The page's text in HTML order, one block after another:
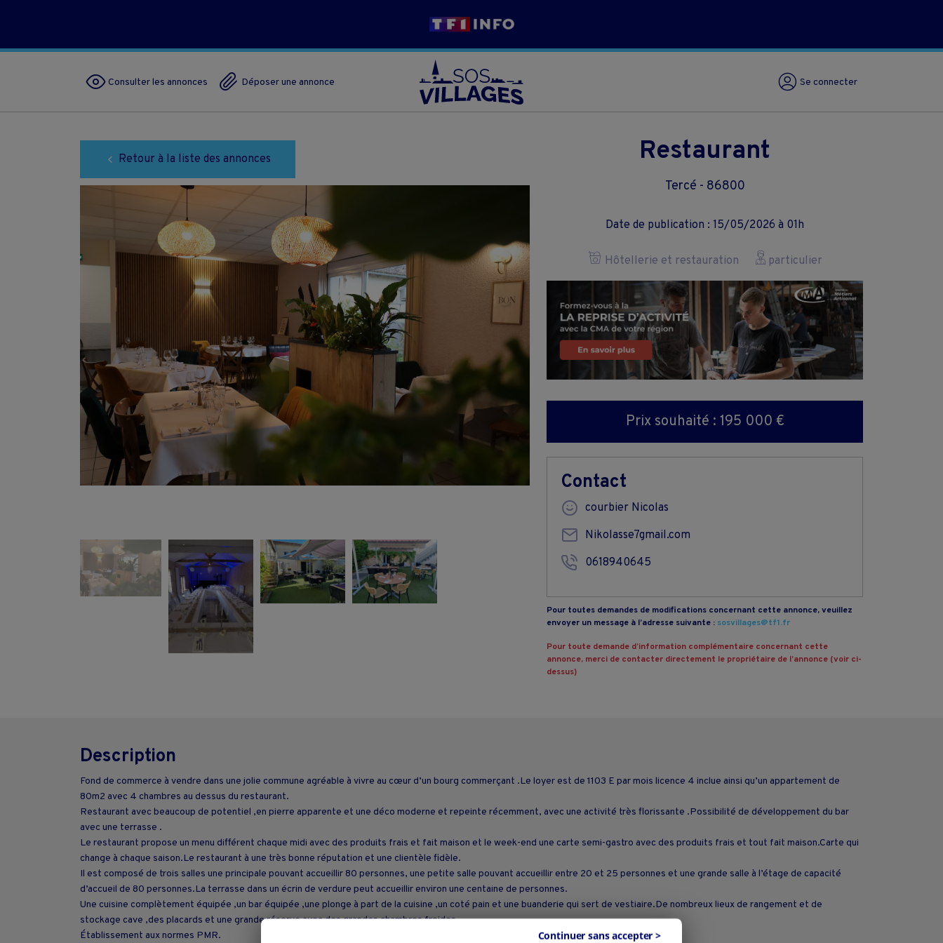
Consulter les annonces Déposer une annonce Se connecter
Retour à la liste des annonces Restaurant
Tercé - 86800
Date de publication : 15/05/2026 à 01h
Hôtellerie et restauration particulier
Prix souhaité : 195 000 €
Contact
courbier Nicolas
Nikolasse7gmail.com
0618940645
Pour toutes demandes de modifications concernant cette annonce, veuillez
envoyer un message à l’adresse suivante : sosvillages@tf1.fr
Pour toute demande d’information complémentaire concernant cette
annonce, merci de contacter directement le propriétaire de l’annonce (voir ci-
dessus)
Description
Fond de commerce à vendre dans une jolie commune agréable à vivre au cœur d’un bourg commerçant .Le loyer est de 1103 E par mois licence 4 inclue ainsi qu’un appartement de
80m2 avec 4 chambres au dessus du restaurant.
Restaurant avec beaucoup de potentiel ,en pierre apparente et une déco moderne et repeinte récemment, avec une activité très florissante .Possibilité de développement du bar
avec une terrasse .
Le restaurant propose un menu différent chaque midi avec des produits frais et fait maison et le week-end une carte semi-gastro avec des produits frais et tout fait maison.Carte qui
change à chaque saison.Le restaurant à une très bonne réputation et une clientèle fidèle.
Il est composé de trois salles une principale pouvant accueillir 80 personnes, une petite salle pouvant accueillir entre 20 et 25 personnes et une grande salle à l’étage de capacité
d’accueil de 80 personnes.La terrasse dans un écrin de verdure peut accueillir environ une centaine de personnes.
Une cuisine complètement équipée ,un bar équipée ,une plonge à part de la cuisine ,un coté pain et une buanderie qui sert de vestiaire.De nombreux lieux de rangement et de
stockage cave ,des placards et une grande réserve avec des grandes chambres froides .
Établissement aux normes PMR.
Continuer sans accepter >